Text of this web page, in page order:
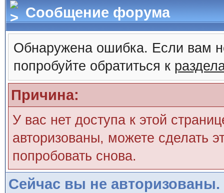
Сообщение форума
Обнаружена ошибка. Если вам
попробуйте обратиться к
Причина:
У вас нет доступа к этой
авторизованы, можете сделать
попробовать снова.
Сейчас вы не авторизованы.